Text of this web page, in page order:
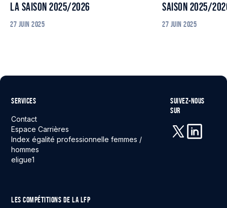
LA SAISON 2025/2026
27 JUIN 2025
SAISON 2025/
27 JUIN 2025
SERVICES
Contact
Espace Carrières
Index égalité professionnelle femmes /
hommes
eligue1
SUIVEZ-NOUS
SUR
LES COMPÉTITIONS DE LA LFP